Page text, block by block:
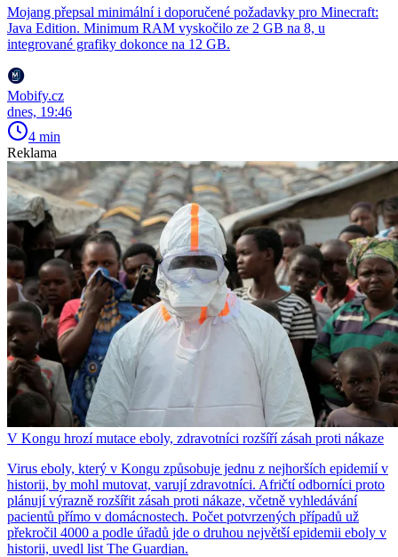
Mojang přepsal minimální i doporučené požadavky pro Minecraft:
Java Edition. Minimum RAM vyskočilo ze 2 GB na 8, u
integrované grafiky dokonce na 12 GB.
Mobify.cz
dnes, 19:46
4 min
Reklama
V Kongu hrozí mutace eboly, zdravotníci rozšíří zásah proti nákaze
Virus eboly, který v Kongu způsobuje jednu z nejhorších epidemií v
historii, by mohl mutovat, varují zdravotníci. Afričtí odborníci proto
plánují výrazně rozšířit zásah proti nákaze, včetně vyhledávání
pacientů přímo v domácnostech. Počet potvrzených případů už
překročil 4000 a podle úřadů jde o druhou největší epidemii eboly v
historii, uvedl list The Guardian.